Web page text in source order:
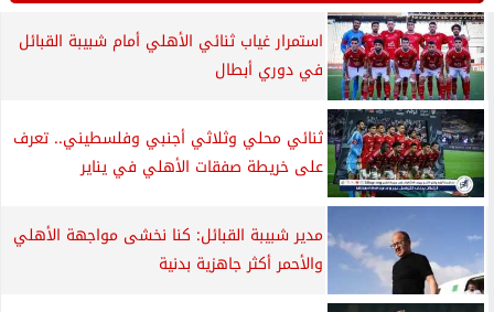
استمرار غياب ثنائي الأهلي أمام شبيبة القبائل
في دوري أبطال
ثنائي محلي وثلاثي أجنبي وفلسطيني.. تعرف
على خريطة صفقات الأهلي في يناير
مدير شبيبة القبائل: كنا نخشى مواجهة الأهلي
والأحمر أكثر جاهزية بدنية